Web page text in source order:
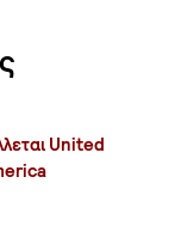
United